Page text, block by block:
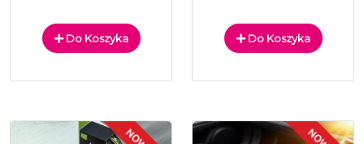
Do Koszyka Do Koszyka